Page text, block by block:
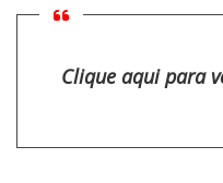
Clique aqui para